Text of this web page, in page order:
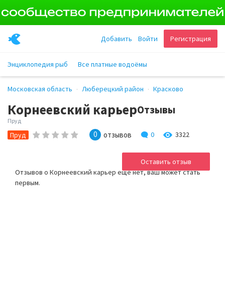
Регистрация
Войти
Добавить
Энциклопедия рыб Все платные водоёмы
Московская область Люберецкий район Красково
Корнеевский карьерОтзывы
Пруд
Пруд 0 отзывов 0 3322
Отзывов о Корнеевский карьер ещё нет, ваш может стать
первым.
Оставить отзыв